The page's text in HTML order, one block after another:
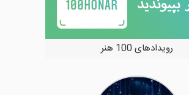
رویدادهای 100 هنر